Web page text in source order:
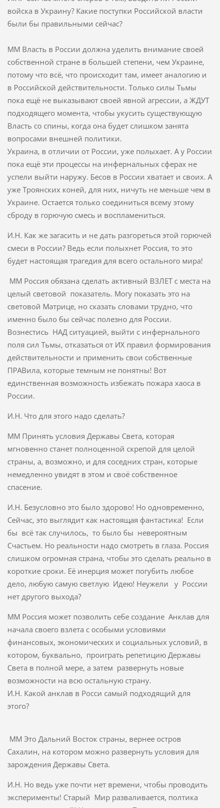
войска в Украину? Какие поступки Российской власти
были бы правильными сейчас?
ММ Власть в России должна уделить внимание своей
собственной стране в большей степени, чем Украине,
потому что всё, что происходит там, имеет аналогию и
в Российской действительности. Только силы Тьмы
пока ещё не выказывают своей явной агрессии, а ЖДУТ
подходящего момента, чтобы укусить существующую
Власть со спины, когда она будет слишком занята
вопросами внешней политики.
Украина, в отличии от России, уже полыхает. А у России
пока ещё эти процессы на инфернальных сферах не
успели выйти наружу. Бесов в России хватает и своих. А
уже Троянских коней, для них, ничуть не меньше чем в
Украине. Остается только соединиться всему этому
сброду в горючую смесь и воспламениться.
И.Н. Как же загасить и не дать разгореться этой горючей
смеси в России? Ведь если полыхнет Россия, то это
будет настоящая трагедия для всего остального мира!
ММ Россия обязана сделать активный ВЗЛЕТ с места на
целый световой показатель. Могу показать это на
световой Матрице, но сказать словами трудно, что
именно было бы сейчас полезно для России.
Вознестись НАД ситуацией, выйти с инфернального
поля сил Тьмы, отказаться от ИХ правил формирования
действительности и применить свои собственные
ПРАВила, которые темным не понятны! Вот
единственная возможность избежать пожара хаоса в
России.
И.Н. Что для этого надо сделать?
ММ Принять условия Державы Света, которая
мгновенно станет полноценной скрепой для целой
страны, а, возможно, и для соседних стран, которые
немедленно увидят в этом и своё собственное
спасение.
И.Н. Безусловно это было здорово! Но одновременно,
Сейчас, это выглядит как настоящая фантастика! Если
бы всё так случилось, то было бы невероятным
Счастьем. Но реальности надо смотреть в глаза. Россия
слишком огромная страна, чтобы это сделать реально в
короткие сроки. Её инерция может погубить любое
дело, любую самую светлую Идею! Неужели у России
нет другого выхода?
ММ Россия может позволить себе создание Анклав для
начала своего взлета с особыми условиями
финансовых, экономических и социальных условий, в
котором, буквально, проиграть репетицию Державы
Света в полной мере, а затем развернуть новые
возможности на всю остальную страну.
И.Н. Какой анклав в Росси самый подходящий для
этого?
ММ Это Дальний Восток страны, вернее остров
Сахалин, на котором можно развернуть условия для
зарождения Державы Света.
И.Н. Но ведь уже почти нет времени, чтобы проводить
эксперименты! Старый Мир разваливается, полтика